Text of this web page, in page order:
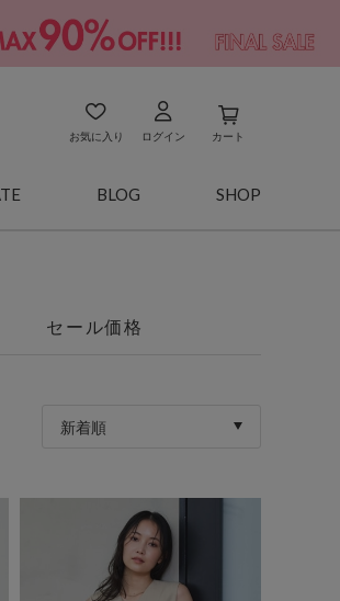
お気に入り ログイン カート
BLOG SHOP
セール価格
新着順